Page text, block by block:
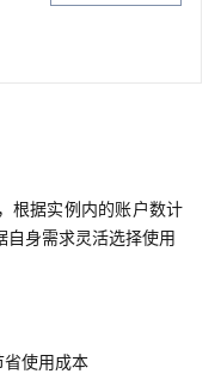
根据实例内的账户数计
自身需求灵活选择使用
使用成本